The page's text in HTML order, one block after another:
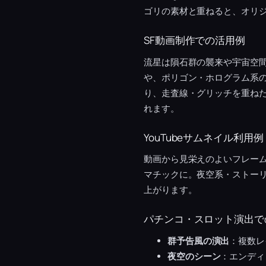
ゴリの素材と重ねると、オリ
SF動画制作での活用例
流星は隕石群の襲来や宇宙空
や、ポリゴン・ホログラム系
り、走査線・グリッチを重ね
れます。
YouTubeサムネイル利用例
動画から見栄えのよいフレー
マチックに。夜空系・ストー
上がります。
パチンコ・スロット演出
群予告風の演出 ：複数
夜空のシーン：エンデ